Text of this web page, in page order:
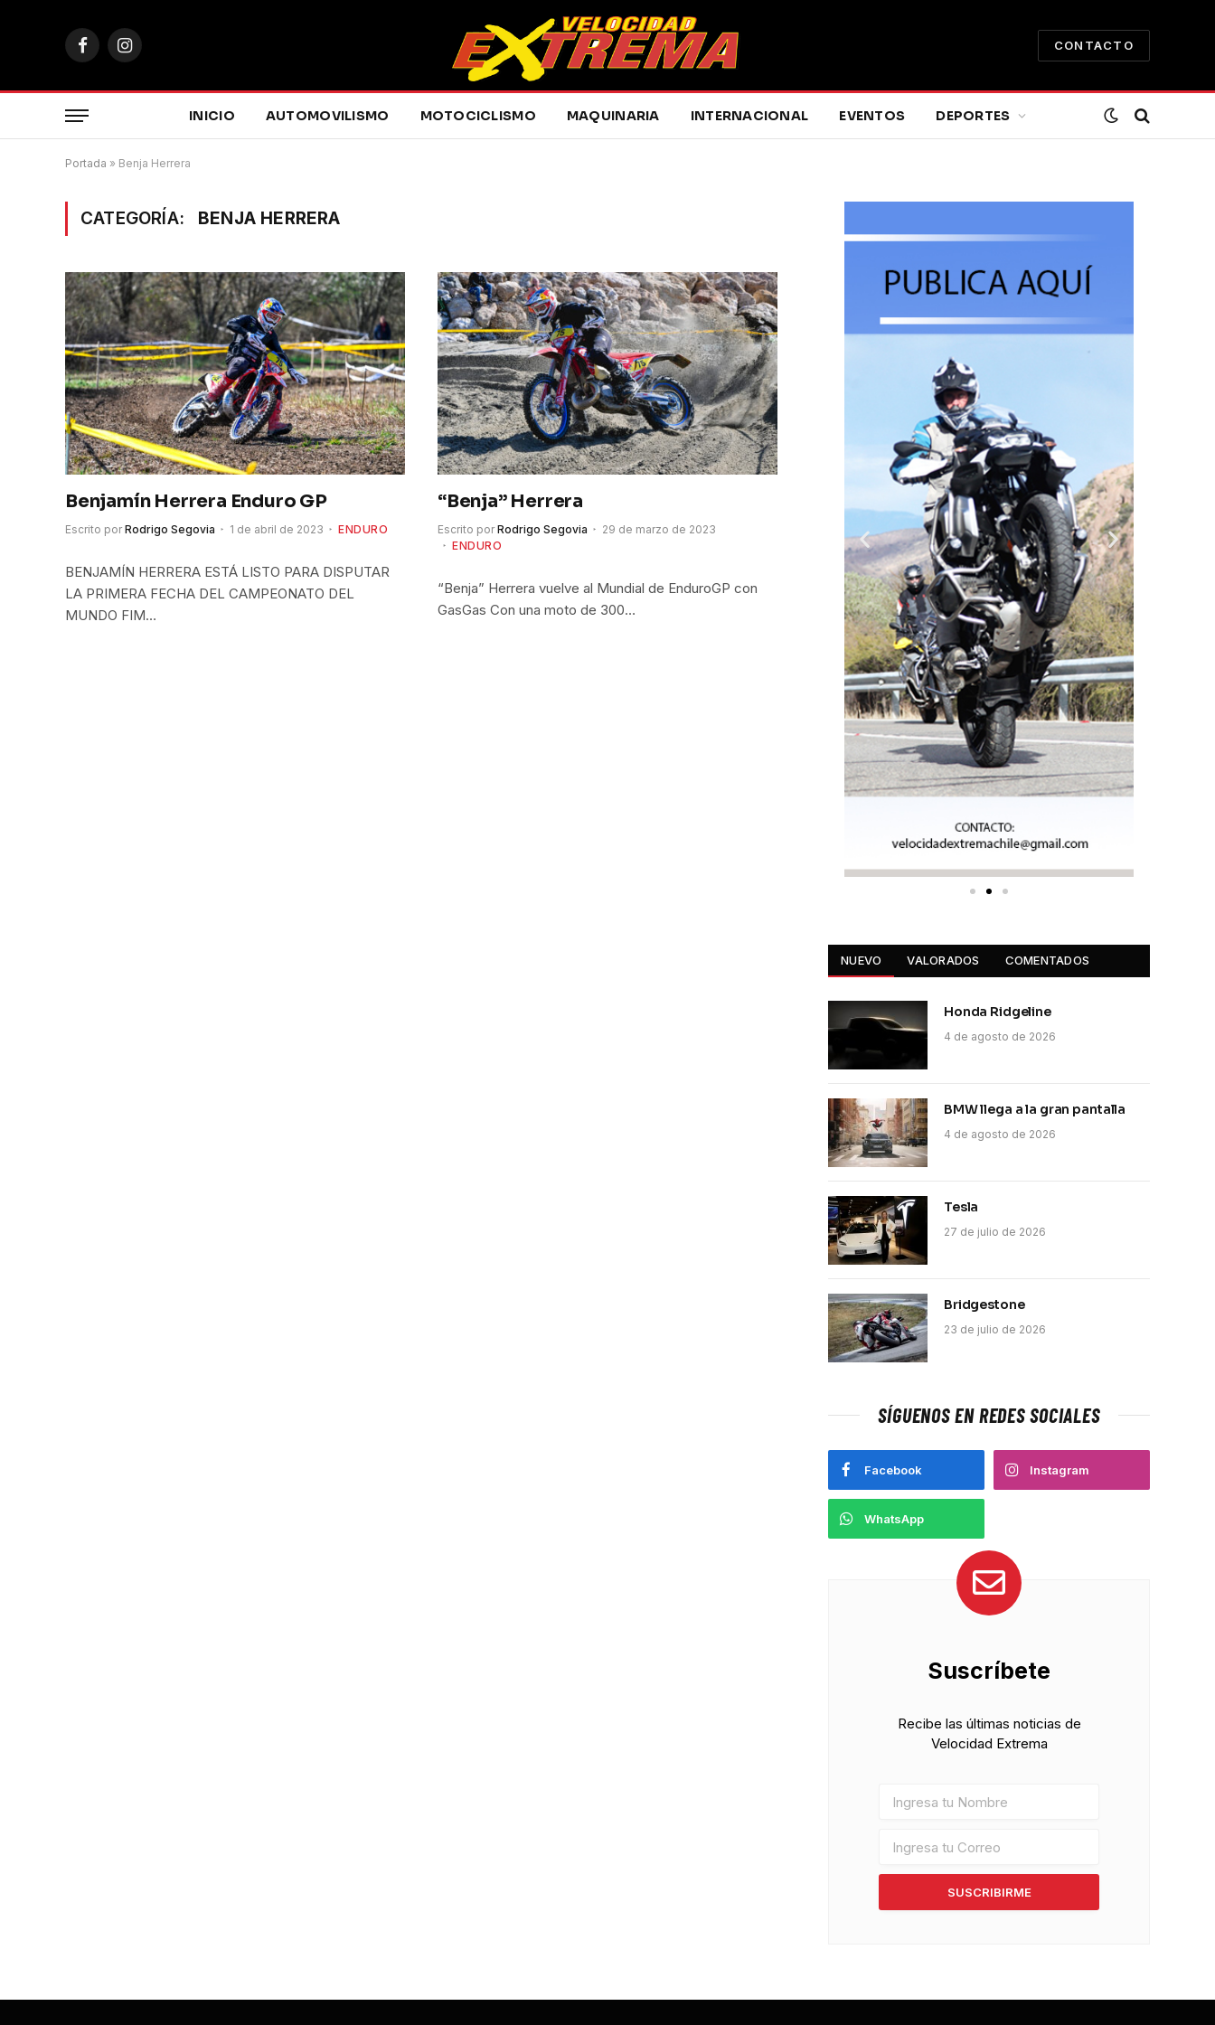
FacebookInstagram
CONTACTO
INICIO AUTOMOVILISMO MOTOCICLISMO MAQUINARIA INTERNACIONAL EVENTOS DEPORTES
Portada » Benja Herrera
CATEGORÍA: BENJA HERRERA
Benjamín Herrera Enduro GP
Escrito por Rodrigo Segovia 1 de abril de 2023 ENDURO
BENJAMÍN HERRERA ESTÁ LISTO PARA DISPUTAR
LA PRIMERA FECHA DEL CAMPEONATO DEL
MUNDO FIM…
“Benja” Herrera
Escrito por Rodrigo Segovia
29 de marzo de 2023
ENDURO
“Benja” Herrera vuelve al Mundial de EnduroGP con
GasGas Con una moto de 300…
NUEVO VALORADOS COMENTADOS
Honda Ridgeline
4 de agosto de 2026
BMW llega a la gran pantalla
4 de agosto de 2026
Tesla
27 de julio de 2026
Bridgestone
23 de julio de 2026
SÍGUENOS EN REDES SOCIALES
Facebook Instagram
WhatsApp
Suscríbete
Recibe las últimas noticias de
Velocidad Extrema
SUSCRIBIRME